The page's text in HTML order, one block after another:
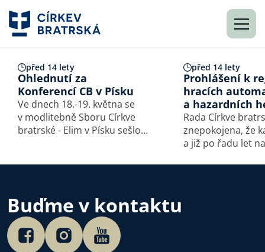
před 14 lety
Ohlednutí za
Konferencí CB v Písku
Ve dnech 18.-19. května se
v modlitebně Sboru Církve
bratrské - Elim v Písku sešlo
kříže. Účastníci se na základě
zprávy br.…
před 14 lety
Prohlášení k
hracích
a hazardních
Rada Církve
znepokojena, že
a již po řadu let
Buďme v kontaktu